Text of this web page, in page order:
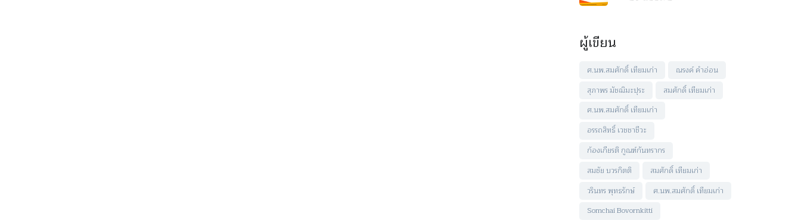
ผู้เขียน
ศ.นพ.สมศักดิ์ เทียมเก่า
ณรงค์ คำอ่อน
สุภาพร มัชฌิมะปุระ
สมศักดิ์ เทียมเก่า
ศ.นพ.สมศักดิ์ เทียมเก่า
อรรถสิทธิ์ เวชชาชีวะ
ก้องเกียรติ กูณฑ์กันทรากร
สมชัย บวรกิตติ
สมศักดิ์ เทียมเก่า
วรินทร พุทธรักษ์
ศ.นพ.สมศักดิ์ เทียมเก่า
Somchai Bovornkitti